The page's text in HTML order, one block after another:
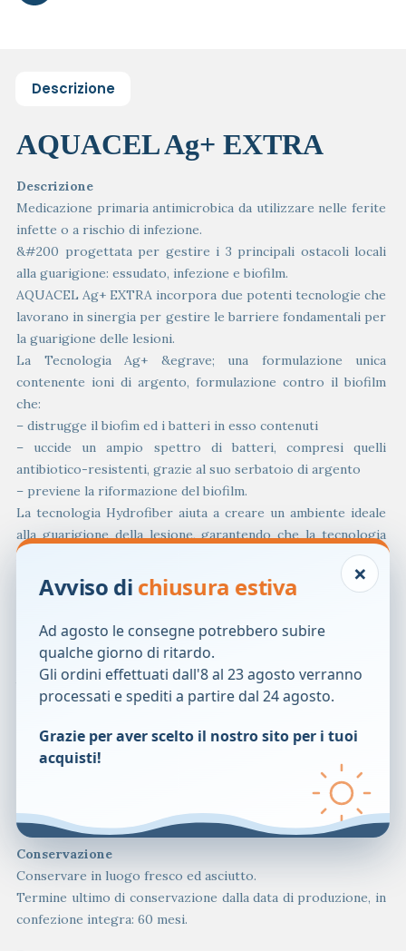
Descrizione
AQUACEL Ag+ EXTRA
Descrizione
Medicazione primaria antimicrobica da utilizzare nelle ferite
infette o a rischio di infezione.
&#200 progettata per gestire i 3 principali ostacoli locali
alla guarigione: essudato, infezione e biofilm.
AQUACEL Ag+ EXTRA incorpora due potenti tecnologie che
lavorano in sinergia per gestire le barriere fondamentali per
la guarigione delle lesioni.
La Tecnologia Ag+ &egrave; una formulazione unica
contenente ioni di argento, formulazione contro il biofilm
che:
– distrugge il biofim ed i batteri in esso contenuti
– uccide un ampio spettro di batteri, compresi quelli
antibiotico-resistenti, grazie al suo serbatoio di argento
– previene la riformazione del biofilm.
La tecnologia Hydrofiber aiuta a creare un ambiente ideale
alla guarigione della lesione, garantendo che la tecnologia
Ag+ Technology lavori al meglio:
– blocca l’essudato in eccesso, i batteri e il biofilm per
ridurre al minimo le infezioni crociate e prevenire la
macerazione della cute perilesionale
– si microconforma al letto di lesione, mantenendo il giusto
grado di umidit&agrave; ed eliminando gli spazi vuoti dove i
batteri potrebbero proliferare
– interagisce con il letto di lesione formando un gel coesivo,
minimizzando il dolore durante il cambio medicazione.
Avvertenze
Leggere attentamente le istruzioni prima dell’uso.
Conservazione
Conservare in luogo fresco ed asciutto.
Termine ultimo di conservazione dalla data di produzione, in
confezione integra: 60 mesi.
×
Avviso di chiusura estiva
Ad agosto le consegne potrebbero subire
qualche giorno di ritardo.
Gli ordini effettuati dall'8 al 23 agosto verranno
processati e spediti a partire dal 24 agosto.
Grazie per aver scelto il nostro sito per i tuoi
acquisti!